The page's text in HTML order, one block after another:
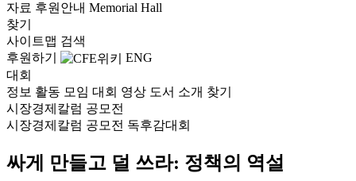
자료 후원안내 Memorial Hall
찾기
사이트맵 검색
후원하기
ENG
대회
정보 활동 모임 대회 영상 도서 소개 찾기
시장경제칼럼 공모전
시장경제칼럼 공모전 독후감대회
싸게 만들고 덜 쓰라: 정책의 역설